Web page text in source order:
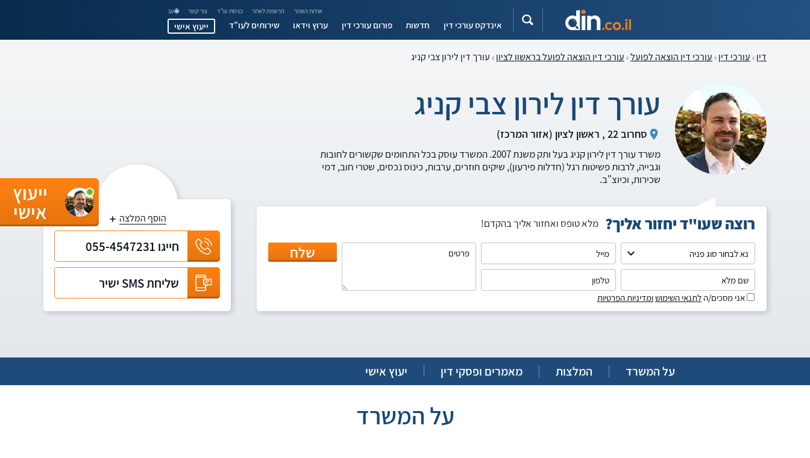
אודות האתר הרשמה לאתר כניסת עו"ד צור קשר 🌐 עב
אינדקס עורכי דין חדשות פורום עורכי דין ערוץ וידאו שירותים לעו"ד ייעוץ אישי
דין עורכי דין עורכי דין הוצאה לפועל עורכי דין הוצאה לפועל בראשון לציון עורך דין לירון צבי קניג
עורך דין לירון צבי קניג
סחרוב 22 , ראשון לציון (אזור המרכז)
משרד עורך דין לירון קניג בעל ותק משנת 2007. המשרד עוסק בכל התחומים שקשורים לחובות
וגבייה, לרבות פשיטות רגל (חדלות פירעון), שיקים חוזרים, ערבות, כינוס נכסים, שטרי חוב, דמי
שכירות, וכיוצ"ב.
רוצה שעו"ד יחזור אליך? מלא טופס ואחזור אליך בהקדם!
שלח
אני מסכים/הלתנאי השימושומדיניות הפרטיות
הוסף המלצה
חייגו 055-4547231
שליחת SMS ישיר
על המשרד המלצות מאמרים ופסקי דין יעוץ אישי
על המשרד
ייעוץ
אישי